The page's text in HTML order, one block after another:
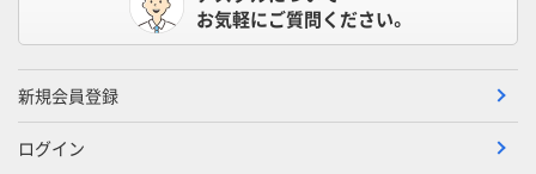
お気軽にご質問ください。
新規会員登録
ログイン